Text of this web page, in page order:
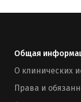
Общая
О клинических
Права и